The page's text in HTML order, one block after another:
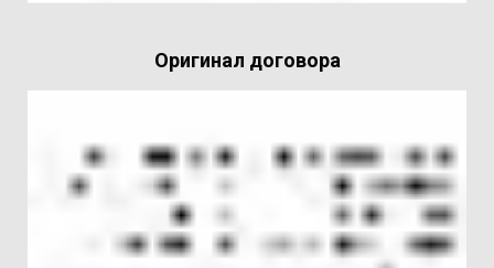
Оригинал договора